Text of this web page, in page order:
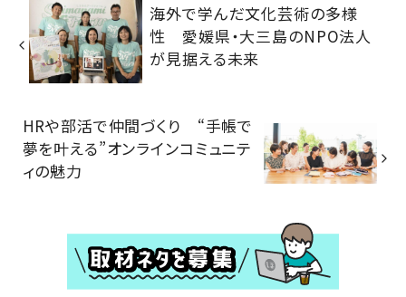
海外で学んだ文化芸術の多様
性 愛媛県・大三島のNPO法人
が見据える未来
HRや部活で仲間づくり “手帳で
夢を叶える”オンラインコミュニテ
ィの魅力